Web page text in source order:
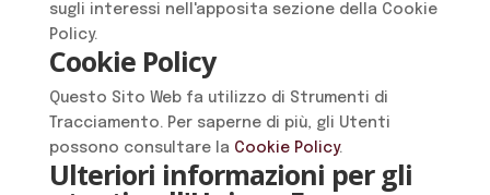
sugli interessi nell'apposita sezione della Cookie
Policy.
Cookie Policy
Questo Sito Web fa utilizzo di Strumenti di
Tracciamento. Per saperne di più, gli Utenti
possono consultare la Cookie Policy.
Ulteriori informazioni per gli